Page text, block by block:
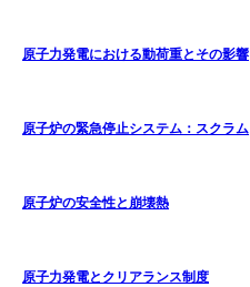
原子力発電における動荷重とその影響
原子炉の緊急停止システム：スクラム
原子炉の安全性と崩壊熱
原子力発電とクリアランス制度